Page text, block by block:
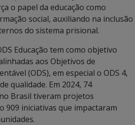
o papel da educação como
social, auxiliando na inclusão
do sistema prisional.
Educação tem como objetivo
aos Objetivos de
(ODS), em especial o ODS 4,
qualidade. Em 2024, 74
Brasil tiveram projetos
909 iniciativas que impactaram